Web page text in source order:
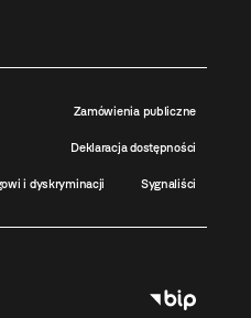
Zamówienia publiczne
Deklaracja dostępności
i dyskryminacji Sygnaliści